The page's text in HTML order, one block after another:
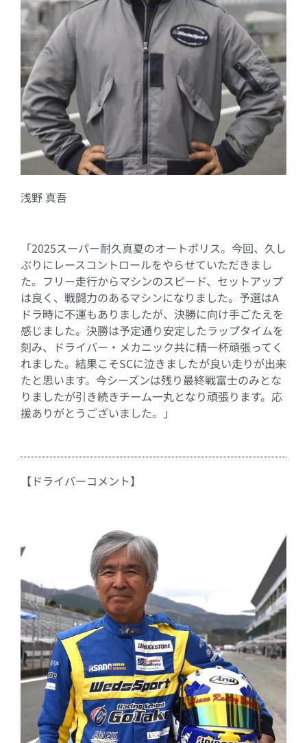
浅野 真吾
「2025スーパー耐久真夏のオートポリス。今回、久し
ぶりにレースコントロールをやらせていただきまし
た。フリー走行からマシンのスピード、セットアップ
は良く、戦闘力のあるマシンになりました。予選はA
ドラ時に不運もありましたが、決勝に向け手ごたえを
感じました。決勝は予定通り安定したラップタイムを
刻み、ドライバー・メカニック共に精一杯頑張ってく
れました。結果こそSCに泣きましたが良い走りが出来
たと思います。今シーズンは残り最終戦富士のみとな
りましたが引き続きチーム一丸となり頑張ります。応
援ありがとうございました。」
【ドライバーコメント】